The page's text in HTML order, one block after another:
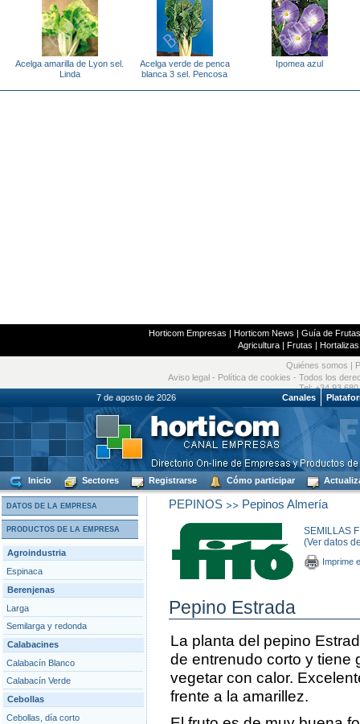
Acelga amarilla de Lyon sel.
Linda
Acelga verde de penca
blanca 3 sel. Pencosa
Ipomea azul
Horticom Empresas | Horticom News | Guía de
Agricultura| Frutas | Hortalizas
Quiénes somos
Aviso legal - Política de cookies - Todos los
Tel: +34 93
7 de agosto de 2026
Canales
Inicio Sectores Registrarse Cómo participar
DATOS DE LA EMPRESA
PRODUCTOS DE LA EMPRESA
Agroindustria
Espinaca
Berenjenas
Larga
Semilarga y redonda
Calabacines
Calabacín Blanco
Calabacín Verde
Cebollas
Cebollas, día corto
PEPINOS>> Pepinos Almería
SEMILLAS
(Ver datos
Imprime
Pepino Estrada
La planta del pepino
de entrenudo corto y tiene
vegetar con calor.
frente a la amarillez.